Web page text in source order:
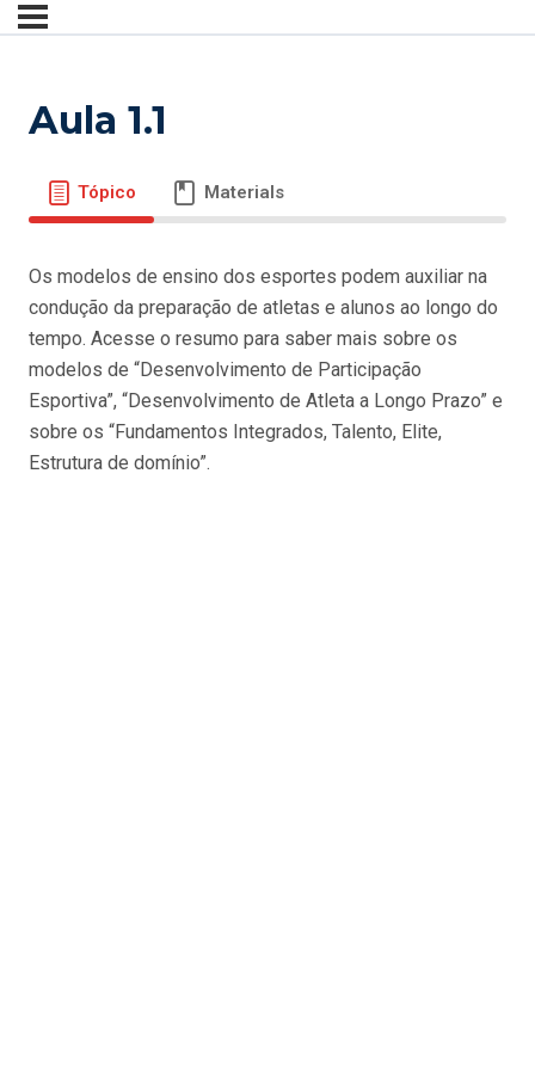
Aula 1.1
Tópico Materials
Os modelos de ensino dos esportes podem auxiliar na
condução da preparação de atletas e alunos ao longo do
tempo. Acesse o resumo para saber mais sobre os
modelos de “Desenvolvimento de Participação
Esportiva”, “Desenvolvimento de Atleta a Longo Prazo” e
sobre os “Fundamentos Integrados, Talento, Elite,
Estrutura de domínio”.